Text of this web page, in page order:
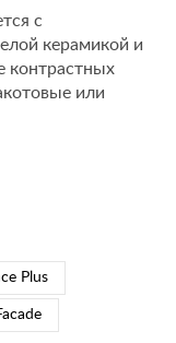
с
керамикой и
контрастных
или
Plus